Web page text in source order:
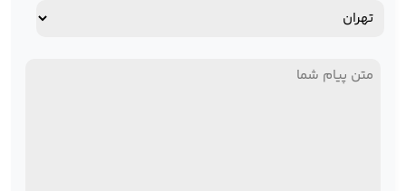
آدرس
پیام